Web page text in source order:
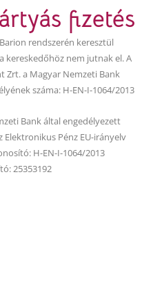
t
u
b
e
fizetés
rendszerén keresztül
kereskedőhöz nem jutnak el. A
Zrt. a Magyar Nemzeti Bank
száma: H-EN-I-1064/2013
Bank által engedélyezett
Elektronikus Pénz EU-irányelv
H-EN-I-1064/2013
25353192